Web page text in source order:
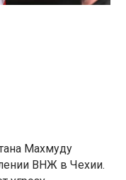
Махмуду
ВНЖ в Чехии.